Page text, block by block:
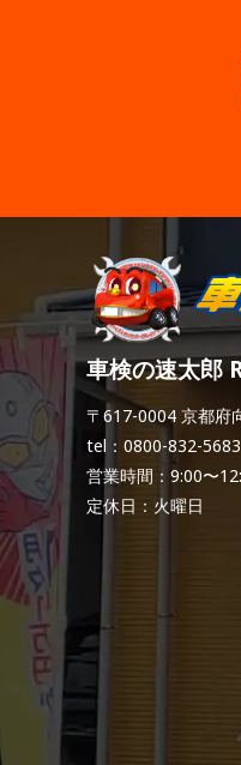
車検の速太郎
〒617-0004 京都府
tel：0800-832-5683
営業時間：9:00〜
定休日：火曜日